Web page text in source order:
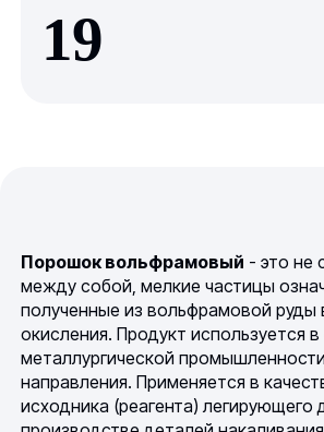
19
Порошок вольфрамовый - это не
между собой, мелкие частицы
полученные из вольфрамовой руды
окисления. Продукт используется
металлургической
направления. Применяется в
исходника (реагента) легирующего